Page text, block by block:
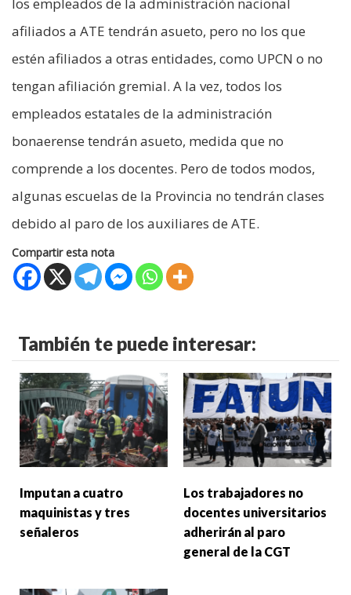
afiliados a ATE tendrán asueto, pero no los que
estén afiliados a otras entidades, como UPCN o no
tengan afiliación gremial. A la vez, todos los
empleados estatales de la administración
bonaerense tendrán asueto, medida que no
comprende a los docentes. Pero de todos modos,
algunas escuelas de la Provincia no tendrán clases
debido al paro de los auxiliares de ATE.
Compartir esta nota
También te puede interesar:
Imputan a cuatro
maquinistas y tres
señaleros
Los trabajadores no
docentes universitarios
adherirán al paro
general de la CGT